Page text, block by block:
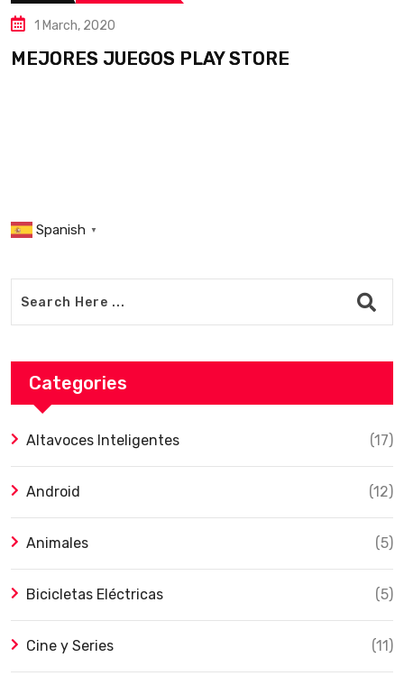
2020
JUEGOS PLAY STORE
Spanish ▼
Categories
Altavoces Inteligentes (17)
Android (12)
Animales (5)
Bicicletas Eléctricas (5)
Cine y Series (11)